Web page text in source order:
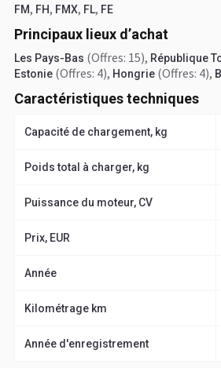
FM, FH, FMX, FL, FE
Principaux lieux d’achat
Les Pays-Bas (Offres: 15), République
Estonie (Offres: 4), Hongrie (Offres: 4),
Caractéristiques techniques
Capacité de chargement, kg
Poids total à charger, kg
Puissance du moteur, CV
Prix, EUR
Année
Kilométrage km
Année d'enregistrement